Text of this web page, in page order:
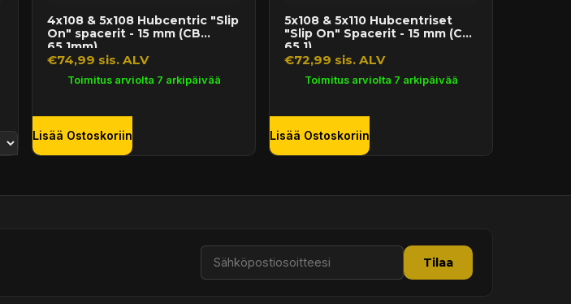
4x108 & 5x108 Hubcentric "Slip
On" spacerit - 15 mm (CB
65,1mm)
€74,99 sis. ALV
Toimitus arviolta 7 arkipäivää
Lisää Ostoskoriin
5x108 & 5x110 Hubcentriset
"Slip On" Spacerit - 15 mm (CB
65.1)
€72,99 sis. ALV
Toimitus arviolta 7 arkipäivää
Lisää Ostoskoriin
Tilaa